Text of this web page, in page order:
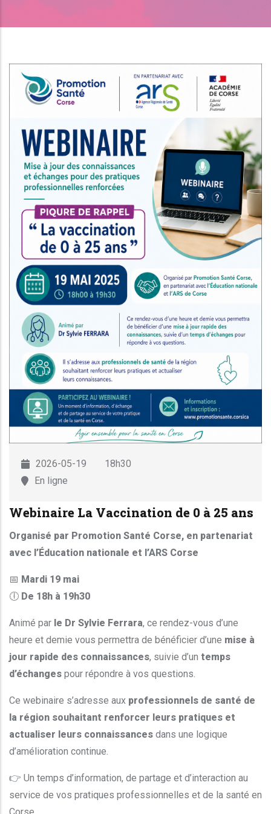
2026-05-19
18h30
En ligne
Webinaire La Vaccination de 0 à 25 ans
Organisé par Promotion Santé Corse, en partenariat
avec l’Éducation nationale et l’ARS Corse
📅 Mardi 19 mai
🕕 De 18h à 19h30
Animé par le Dr Sylvie Ferrara, ce rendez-vous d’une
heure et demie vous permettra de bénéficier d’une mise à
jour rapide des connaissances, suivie d’un temps
d’échanges pour répondre à vos questions.
Ce webinaire s’adresse aux professionnels de santé de
la région souhaitant renforcer leurs pratiques et
actualiser leurs connaissances dans une logique
d’amélioration continue.
👉 Un temps d’information, de partage et d’interaction au
service de vos pratiques professionnelles et de la santé en